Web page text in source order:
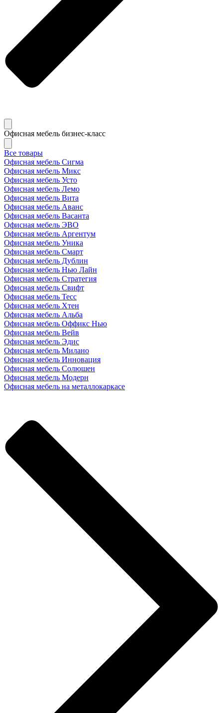
Офисная мебель бизнес-класс
Все товары
Офисная мебель Сигма
Офисная мебель Микс
Офисная мебель Усто
Офисная мебель Лемо
Офисная мебель Вита
Офисная мебель Аванс
Офисная мебель Васанта
Офисная мебель ЭВО
Офисная мебель Аргентум
Офисная мебель Уника
Офисная мебель Смарт
Офисная мебель Дублин
Офисная мебель Нью Лайн
Офисная мебель Стратегия
Офисная мебель Свифт
Офисная мебель Тесс
Офисная мебель Хтен
Офисная мебель Альба
Офисная мебель Оффикс Нью
Офисная мебель Вейв
Офисная мебель Эдис
Офисная мебель Милано
Офисная мебель Инновация
Офисная мебель Солюшен
Офисная мебель Модерн
Офисная мебель на металлокаркасе